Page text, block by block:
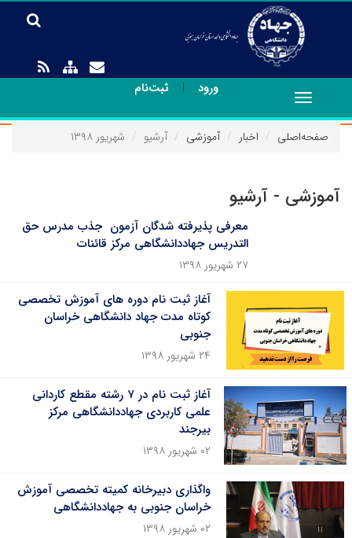
ورود | ثبت‌نام
Toggle
navigation
صفحه‌اصلی
اخبار آموزشی آرشیو شهریور ۱۳۹۸
آموزشی - آرشیو
معرفی پذیرفته شدگان آزمون جذب مدرس حق
التدریس جهاددانشگاهی مرکز قائنات
۲۷ شهریور ۱۳۹۸
آغاز ثبت نام دوره های آموزش تخصصی
کوتاه مدت جهاد دانشگاهی خراسان
جنوبی
۲۴ شهریور ۱۳۹۸
آغاز ثبت نام در ۷ رشته مقطع کاردانی
علمی کاربردی جهاددانشگاهی مرکز
بیرجند
۰۲ شهریور ۱۳۹۸
واگذاری دبیرخانه کمیته تخصصی آموزش
خراسان جنوبی به جهاددانشگاهی
۰۲ شهریور ۱۳۹۸